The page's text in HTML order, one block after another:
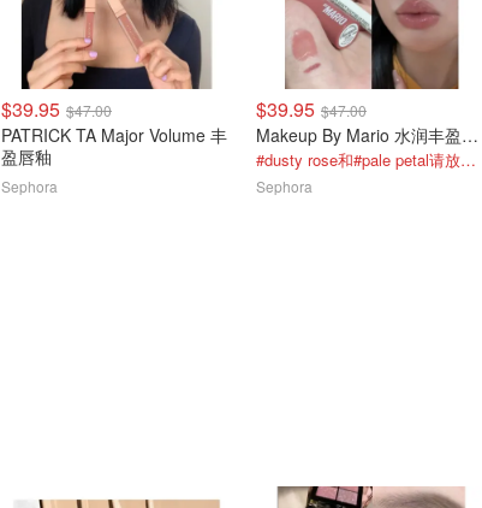
$39.95 $47.00
PATRICK TA Major Volume 丰
盈唇釉
Sephora
$39.95 $47.00
Makeup By Mario 水润丰盈唇部精华
#dusty rose和#pale petal请放心食用！
Sephora